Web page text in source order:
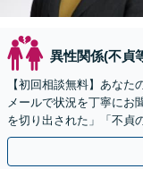
異性関係(不貞
【初回相談無料】あなた
メールで状況を丁寧にお
を切り出された」「不貞
【リーズナブルな料金設